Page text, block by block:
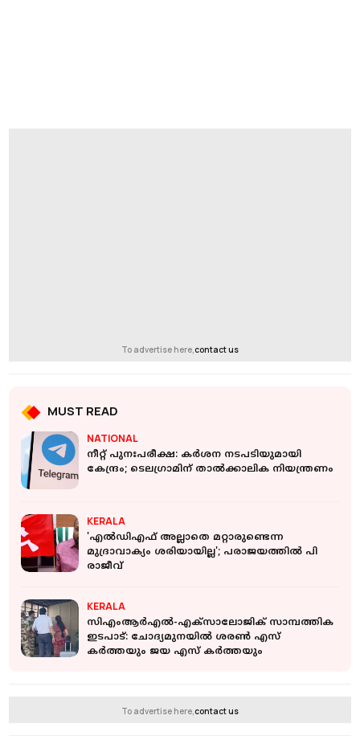
To advertise here,contact us
MUST READ
NATIONAL
നീറ്റ് പുനഃപരീക്ഷ: കർശന നടപടിയുമായി
കേന്ദ്രം; ടെലഗ്രാമിന് താൽക്കാലിക നിയന്ത്രണം
KERALA
'എല്‍ഡിഎഫ് അല്ലാതെ മറ്റാരുണ്ടെന്ന
മുദ്രാവാക്യം ശരിയായില്ല'; പരാജയത്തില്‍ പി
രാജീവ്
KERALA
സിഎംആര്‍എല്‍-എക്‌സാലോജിക് സാമ്പത്തിക
ഇടപാട്: ചോദ്യമുനയില്‍ ശരണ്‍ എസ്
കര്‍ത്തയും ജയ എസ് കര്‍ത്തയും
To advertise here,contact us